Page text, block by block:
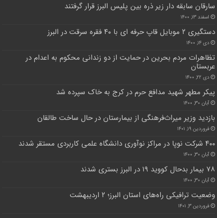
سارقان سابقه دار زیر ذره بین پلیس البرز قرار گرفتند
اسفند ۱۳, ۱۴۰۰
دستگیری ۲ موبایل قاپ حرفه ای با ۴۰ فقره سرقت در البرز
دی ۱۴, ۱۴۰۰
تظاهرات مردم بحرین در حمایت از دو زندانی محکوم به اعدام در
عربستان
دی ۲۲, ۱۴۰۰
پیکر مطهر شهید مدافع حرم در کرج به خاک سپرده شد
آبان ۳۰, ۱۴۰۰
بازدید وزیر میراث‌فرهنگی از بیمارستان در حال ساخت طالقان
فروردین ۱۹, ۱۴۰۱
۴۰۰ شرکت نوپا در مراکز نوآوری دانشگاه علمی کاربردی مستقر شدند
آبان ۳۰, ۱۴۰۰
۷۸ بیمار بدحال کووید ۱۹ در البرز بستری شدند
آبان ۳۰, ۱۴۰۰
وضعیت ترافیکی راه‌های استان البرز؛ ۲ اردیبهشت
فروردین ۳, ۱۴۰۱